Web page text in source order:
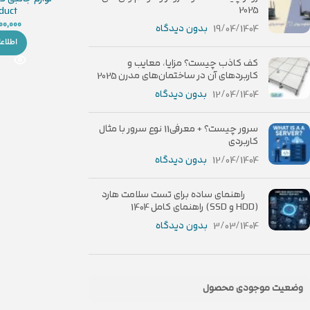
2025
19/04/1404 بدون دیدگاه
کف کاذب چیست؟ مزایا، معایب و
کاربردهای آن در ساختمان‌های مدرن 2025
12/04/1404 بدون دیدگاه
سرور چیست؟ + معرفی11 نوع سرور با مثال
کاربردی
12/04/1404 بدون دیدگاه
راهنمای ساده برای تست سلامت هارد
(HDD و SSD) راهنمای کامل 1404
3/03/1404 بدون دیدگاه
وضعیت موجودی محصول